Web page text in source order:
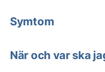
Symtom
När och var ska